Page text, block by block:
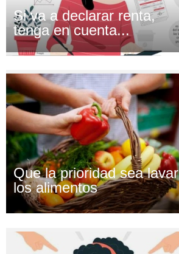
Si va a declarar renta,
tenga en cuenta...
Que la prioridad sea lavar
los alimentos